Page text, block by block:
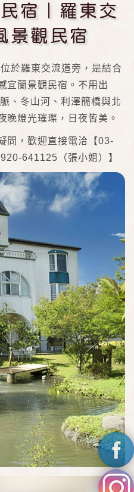
宿｜羅東交
景觀民宿
於羅東交流道旁，是結合
宜蘭景觀民宿。不用出
、冬山河、利澤簡橋與北
晚燈光璀璨，日夜皆美。
問，歡迎直接電洽【03-
641125（張小姐）】